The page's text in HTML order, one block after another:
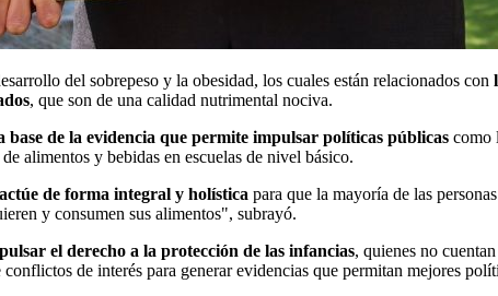
del sobrepeso y la obesidad, los cuales están relacionados con
, que son de una calidad nutrimental nociva.
de la evidencia que permite impulsar políticas públicas como
alimentos y bebidas en escuelas de nivel básico.
de forma integral y holística para que la mayoría de las
y consumen sus alimentos", subrayó.
el derecho a la protección de las infancias, quienes no
de interés para generar evidencias que permitan mejores